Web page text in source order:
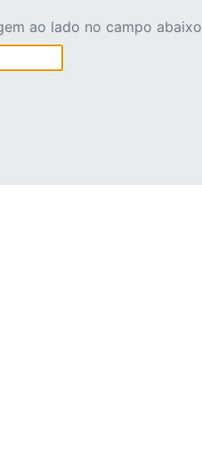
ao lado no campo abaixo